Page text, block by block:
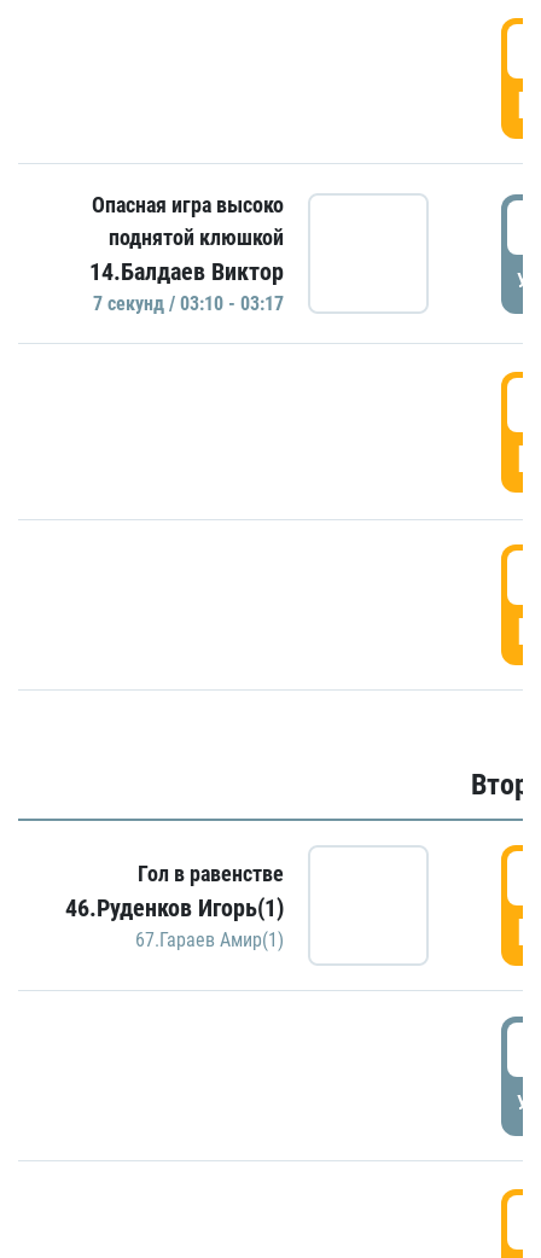
Опасная игра высоко
поднятой клюшкой
14.Балдаев Виктор
7 секунд / 03:10 - 03:17
Гол в равенстве
46.Руденков Игорь(1)
67.Гараев Амир(1)